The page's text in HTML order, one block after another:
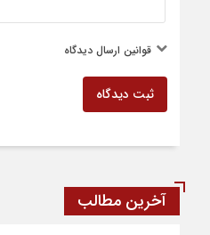
قوانین ارسال دیدگاه
ثبت دیدگاه
آخرین مطالب